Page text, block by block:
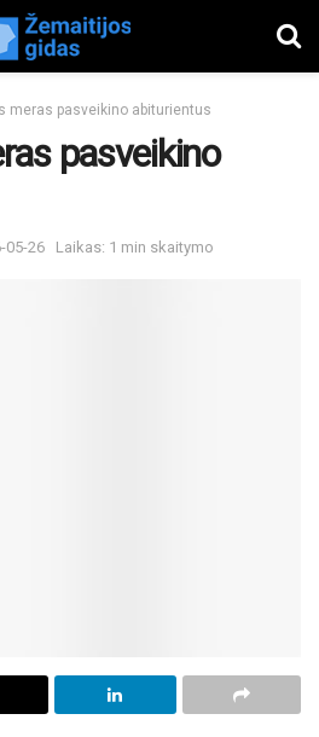
meras pasveikino abiturientus
pasveikino
05-26 Laikas: 1 min skaitymo